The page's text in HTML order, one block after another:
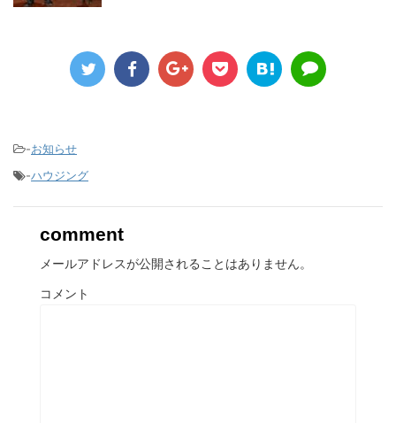
-お知らせ
-ハウジング
comment
メールアドレスが公開されることはありません。
コメント